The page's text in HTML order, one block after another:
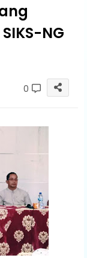
NG
0